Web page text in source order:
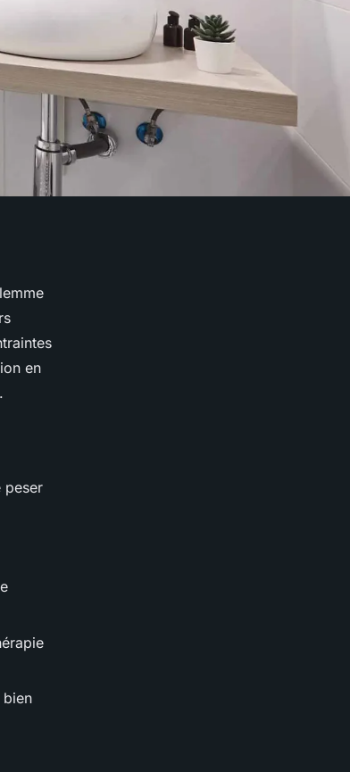
en
peser
bien